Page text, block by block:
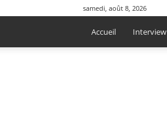
samedi, août 8, 2026
Accueil Interview